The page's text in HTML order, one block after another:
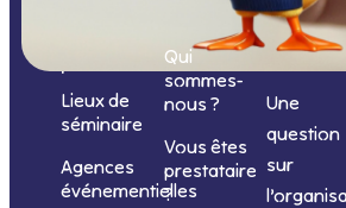
prestations
Lieux de
séminaire
Agences
événementielles
Informations
Qui
sommes-
nous ?
Vous êtes
prestataire
?
Nous
Une
question
sur